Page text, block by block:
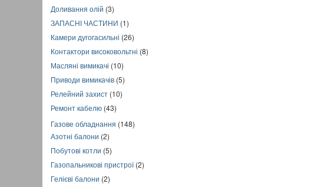
Доливання олій (3)
ЗАПАСНІ ЧАСТИНИ (1)
Камери дугогасильні (26)
Контактори високовольтні (8)
Масляні вимикачі (10)
Приводи вимикачів (5)
Релейний захист (10)
Ремонт кабелю (43)
Газове обладнання (148)
Азотні балони (2)
Побутові котли (5)
Газопальникові пристрої(2)
Гелієві балони (2)